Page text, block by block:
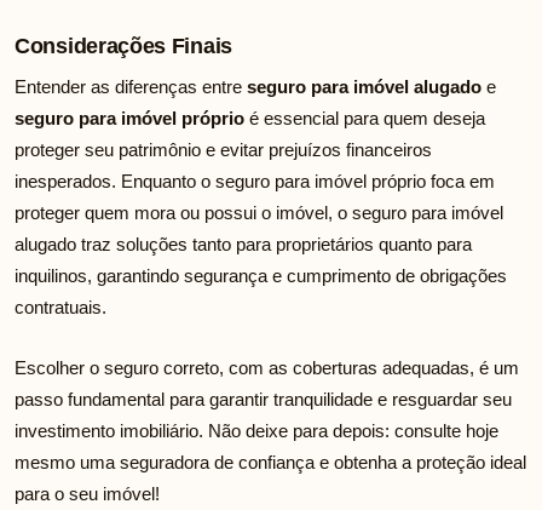
Considerações Finais
Entender as diferenças entre seguro para imóvel alugado e
seguro para imóvel próprio é essencial para quem deseja
proteger seu patrimônio e evitar prejuízos financeiros
inesperados. Enquanto o seguro para imóvel próprio foca em
proteger quem mora ou possui o imóvel, o seguro para imóvel
alugado traz soluções tanto para proprietários quanto para
inquilinos, garantindo segurança e cumprimento de obrigações
contratuais.
Escolher o seguro correto, com as coberturas adequadas, é um
passo fundamental para garantir tranquilidade e resguardar seu
investimento imobiliário. Não deixe para depois: consulte hoje
mesmo uma seguradora de confiança e obtenha a proteção ideal
para o seu imóvel!